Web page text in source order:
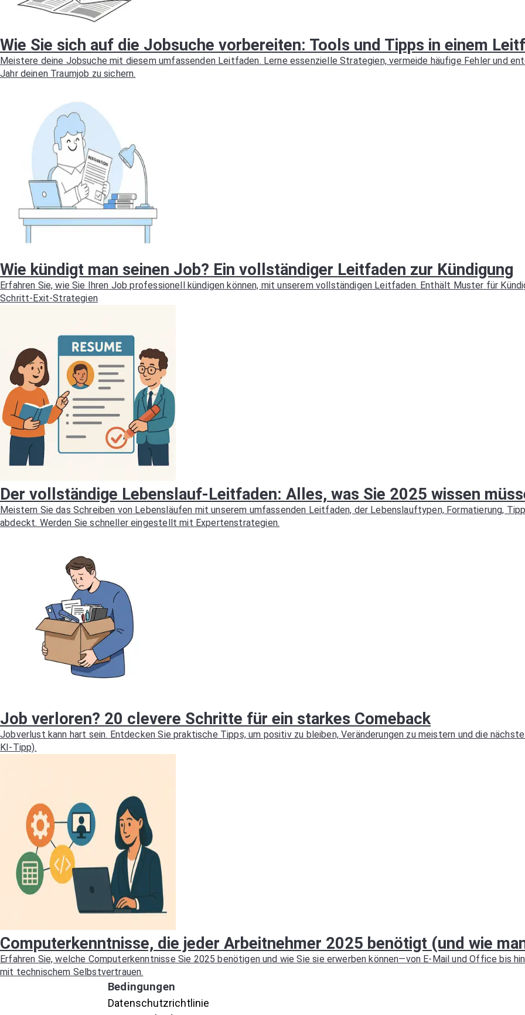
Wie Sie sich auf die Jobsuche vorbereiten: Tools und Tipps in einem
Meistere deine Jobsuche mit diesem umfassenden Leitfaden. Lerne essenzielle Strategien, vermeide häufige Fehler und
Jahr deinen Traumjob zu sichern.
Wie kündigt man seinen Job? Ein vollständiger Leitfaden zur Kündigung
Erfahren Sie, wie Sie Ihren Job professionell kündigen können, mit unserem vollständigen Leitfaden. Enthält Muster für
Schritt-Exit-Strategien
Der vollständige Lebenslauf-Leitfaden: Alles, was Sie 2025 wissen
Meistern Sie das Schreiben von Lebensläufen mit unserem umfassenden Leitfaden, der Lebenslauftypen, Formatierung,
abdeckt. Werden Sie schneller eingestellt mit Expertenstrategien.
Job verloren? 20 clevere Schritte für ein starkes Comeback
Jobverlust kann hart sein. Entdecken Sie praktische Tipps, um positiv zu bleiben, Veränderungen zu meistern und die
KI-Tipp).
Computerkenntnisse, die jeder Arbeitnehmer 2025 benötigt (und wie
Erfahren Sie, welche Computerkenntnisse Sie 2025 benötigen und wie Sie sie erwerben können—von E-Mail und Office bis
mit technischem Selbstvertrauen.
Bedingungen
Datenschutzrichtlinie